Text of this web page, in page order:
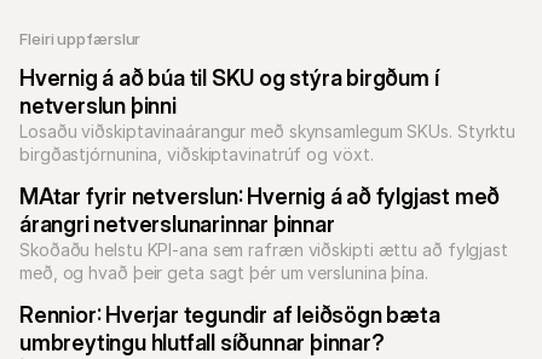
Fleiri uppfærslur
Hvernig á að búa til SKU og stýra birgðum í
netverslun þinni
Losaðu viðskiptavinaárangur með skynsamlegum SKUs. Styrktu
birgðastjórnunina, viðskiptavinatrúf og vöxt.
MAtar fyrir netverslun: Hvernig á að fylgjast með
árangri netverslunarinnar þinnar
Skoðaðu helstu KPI-ana sem rafræn viðskipti ættu að fylgjast
með, og hvað þeir geta sagt þér um verslunina þína.
Rennior: Hverjar tegundir af leiðsögn bæta
umbreytingu hlutfall síðunnar þinnar?